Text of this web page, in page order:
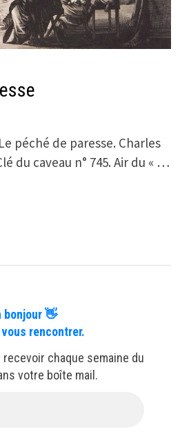
péché de paresse. Charles
du caveau n° 745. Air du « …
bonjour 👋
rencontrer.
chaque semaine du
votre boîte mail.